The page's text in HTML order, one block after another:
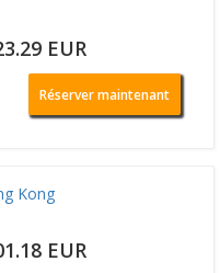
EUR
Réserver maintenant
Kong
EUR